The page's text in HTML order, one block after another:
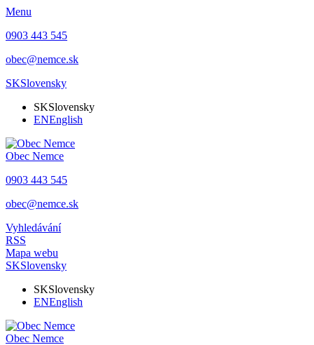
Menu
0903 443 545
obec@nemce.sk
SKSlovensky
SKSlovensky
ENEnglish
Obec Nemce
0903 443 545
obec@nemce.sk
Vyhledávání
RSS
Mapa webu
SKSlovensky
SKSlovensky
ENEnglish
Obec Nemce